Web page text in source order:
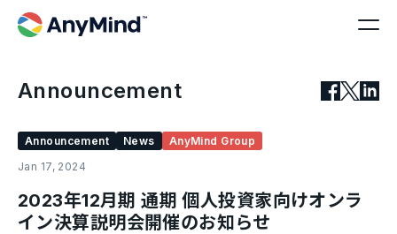
Announcement
Announcement News
AnyMind Group
Jan 17, 2024
2023年12月期 通期 個人投資家向けオンラ
イン決算説明会開催のお知らせ